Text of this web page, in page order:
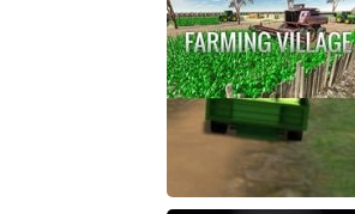
Zhenxie